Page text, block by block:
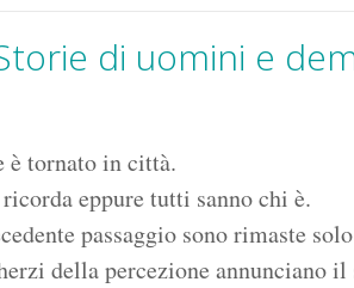
di uomini e
è tornato in città.
eppure tutti sanno chi è.
passaggio sono rimaste
della percezione annunciano il